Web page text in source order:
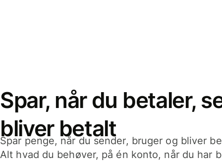
Spar, når du betaler,
bliver betalt
Spar penge, når du sender, bruger og bliver
Alt hvad du behøver, på én konto, når du har